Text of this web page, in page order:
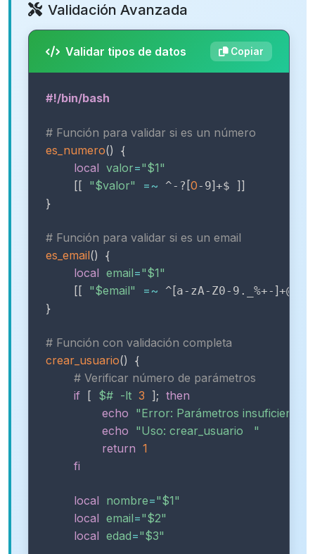
Validación Avanzada
Validar tipos de datos Copiar
#!/bin/bash
# Función para validar si es un número
es_numero() {
local valor="$1"
[[ "$valor" =~ ^-? [0-9]+$ ]]
}
# Función para validar si es un email
es_email() {
local email="$1"
[[ "$email" =~ ^[a-zA-Z0-9._%+- ]+@
}
# Función con validación completa
crear_usuario() {
# Verificar número de parámetros
if [ $# -lt 3 ]; then
echo "Error: Parámetros insuficientes"
echo "Uso: crear_usuario   "
return 1
fi
local nombre="$1"
local email="$2"
local edad="$3"